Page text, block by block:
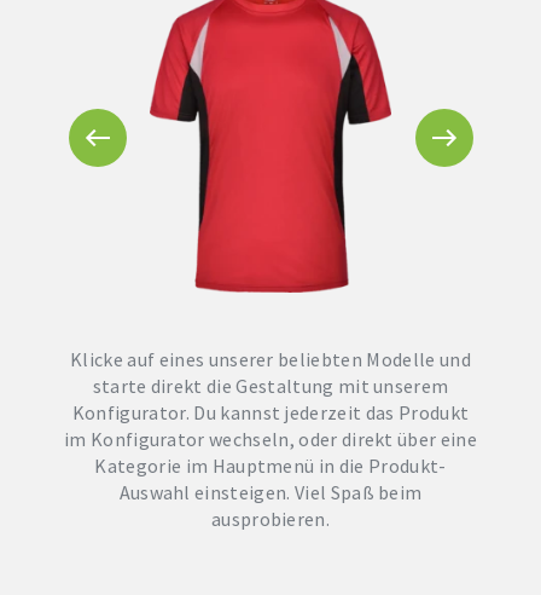
Klicke auf eines unserer beliebten Modelle und
starte direkt die Gestaltung mit unserem
Konfigurator. Du kannst jederzeit das Produkt
im Konfigurator wechseln, oder direkt über eine
Kategorie im Hauptmenü in die Produkt-
Auswahl einsteigen. Viel Spaß beim
ausprobieren.